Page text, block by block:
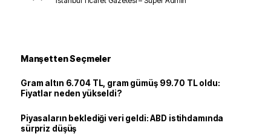
Manşetten Seçmeler
Gram altın 6.704 TL, gram gümüş 99.70 TL oldu:
Fiyatlar neden yükseldi?
Piyasaların beklediği veri geldi: ABD istihdamında
sürpriz düşüş